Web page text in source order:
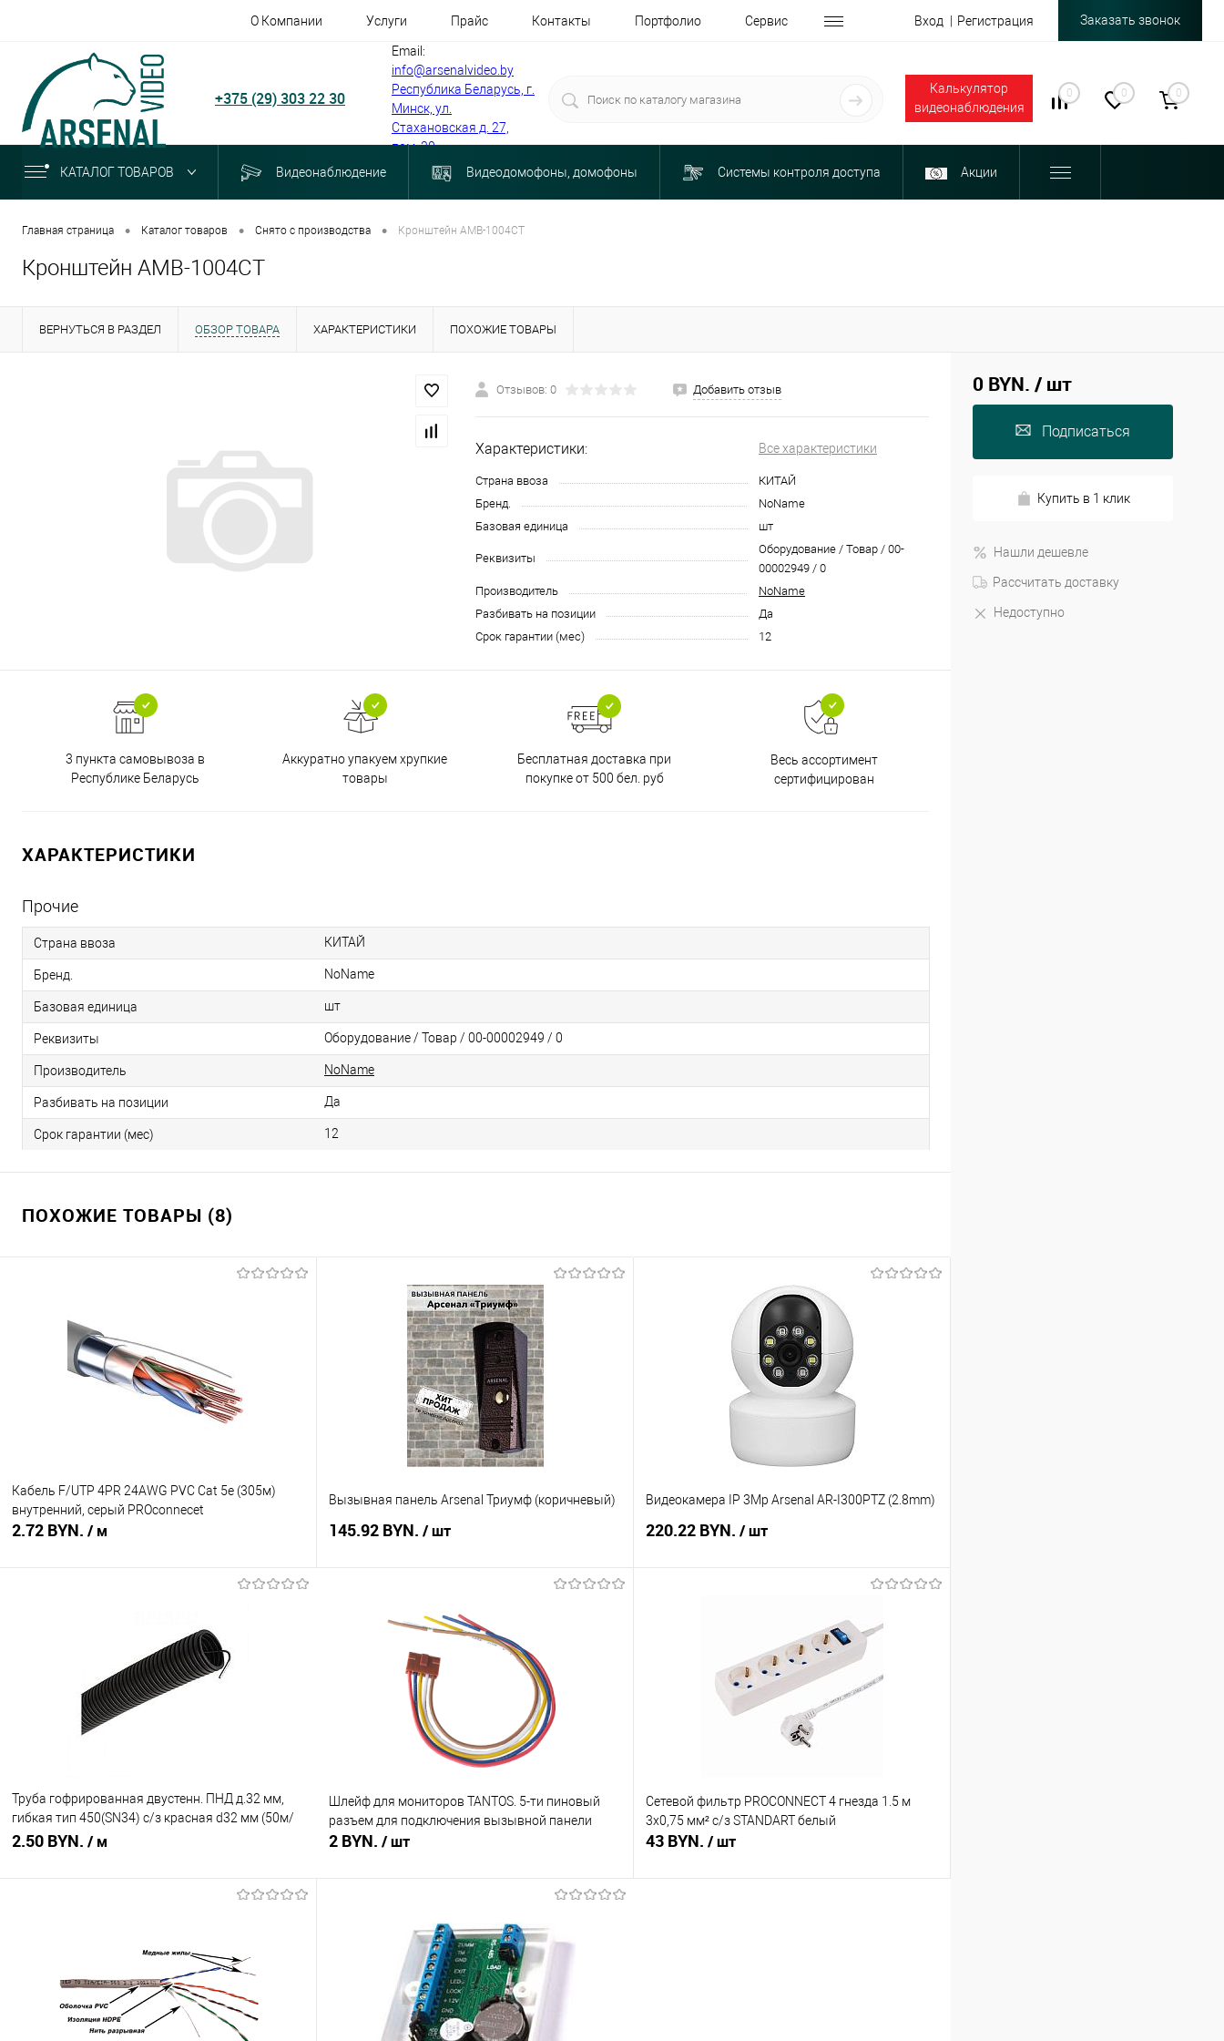
О Компании Услуги Прайс Контакты Портфолио Сервис Вход Регистрация Заказать звонок
+375 (29) 303 22 30
Email:
info@arsenalvideo.by
Республика Беларусь, г.
Минск, ул.
Стахановская д. 27,
пом. 30
Калькулятор
видеонаблюдения
0 0 0
КАТАЛОГ ТОВАРОВ Видеонаблюдение Видеодомофоны, домофоны Системы контроля доступа Акции
Главная страница • Каталог товаров • Снято с производства • Кронштейн АМВ-1004СТ
Кронштейн АМВ-1004СТ
ВЕРНУТЬСЯ В РАЗДЕЛ ОБЗОР ТОВАРА ХАРАКТЕРИСТИКИ ПОХОЖИЕ ТОВАРЫ
Отзывов: 0 Добавить отзыв
Характеристики: Все характеристики
Страна ввоза
КИТАЙ
Бренд.
NoName
Базовая единица
шт
Реквизиты
Оборудование / Товар / 00-
00002949 / 0
Производитель
NoName
Разбивать на позиции
Да
Срок гарантии (мес)
12
3 пункта самовывоза в
Республике Беларусь
Аккуратно упакуем хрупкие
товары
Бесплатная доставка при
покупке от 500 бел. руб
Весь ассортимент
сертифицирован
ХАРАКТЕРИСТИКИ
Прочие
Страна ввоза КИТАЙ
Бренд. NoName
Базовая единица шт
Реквизиты Оборудование / Товар / 00-00002949 / 0
Производитель NoName
Разбивать на позиции Да
Срок гарантии (мес) 12
ПОХОЖИЕ ТОВАРЫ (8)
Кабель F/UTP 4PR 24AWG PVC Cat 5е (305м)
внутренний, серый PROconnecеt
2.72 BYN. / м
Сравнение
В наличии
Вызывная панель Arsenal Триумф (коричневый)
145.92 BYN. / шт
Купить в 1 клик
Сравнение
В наличии
Видеокамера IP 3Mp Arsenal AR-I300PTZ (2.8mm)
220.22 BYN. / шт
Сравнение
В наличии
Труба гофрированная двустенн. ПНД д.32 мм,
гибкая тип 450(SN34) с/з красная d32 мм (50м/
уп)
2.50 BYN. / м
Сравнение
В избранное
В наличии
Шлейф для мониторов TANTOS. 5-ти пиновый
разъем для подключения вызывной панели
2 BYN. / шт
Купить в 1 клик
Сравнение
В избранное
В наличии
Сетевой фильтр PROCONNECT 4 гнезда 1.5 м
3х0,75 мм² с/з STANDART белый
43 BYN. / шт
0 BYN. / шт
Подписаться
Купить в 1 клик
Нашли дешевле
Рассчитать доставку
Недоступно